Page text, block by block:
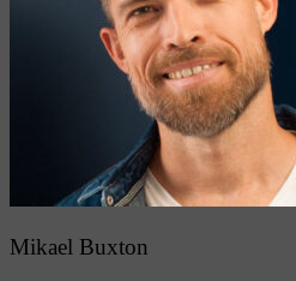
Mikael Buxton